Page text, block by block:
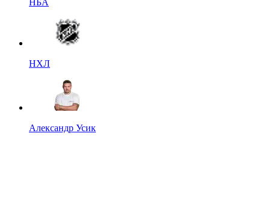
НБА
НХЛ
Александр Усик